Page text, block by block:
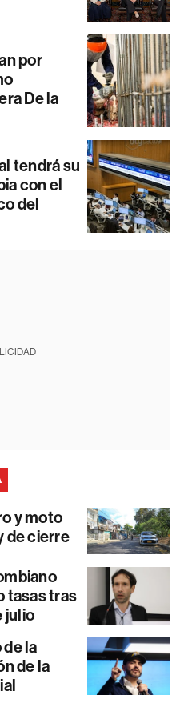
por
De la
tendrá su
con el
del
y moto
de cierre
tasas tras
julio
la
de la